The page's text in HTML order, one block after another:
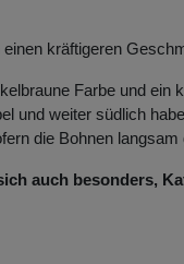
kräftigeren
Farbe und
und weiter südlich
die Bohnen langsam
auch besonders,